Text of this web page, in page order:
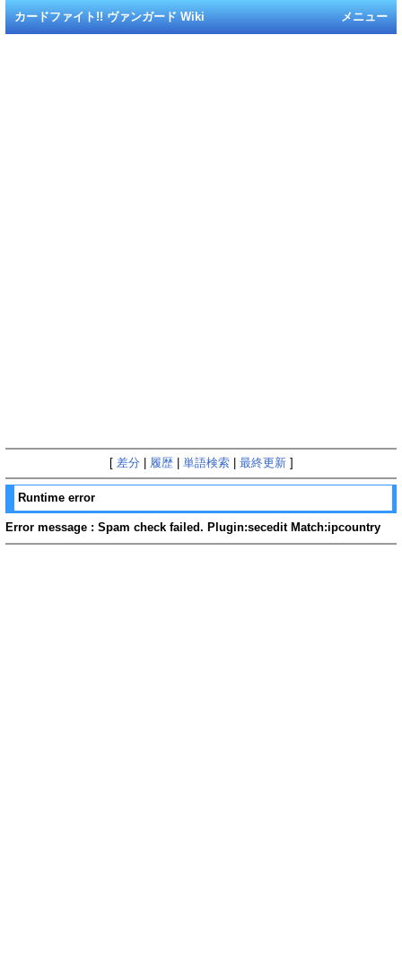
メニュー
カードファイト!! ヴァンガード Wiki
[ 差分 履歴| 単語検索| 最終更新]
Runtime error
Error message : Spam check failed. Plugin:secedit Match:ipcountry